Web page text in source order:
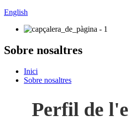
English
Sobre nosaltres
Inici
Sobre nosaltres
Perfil de